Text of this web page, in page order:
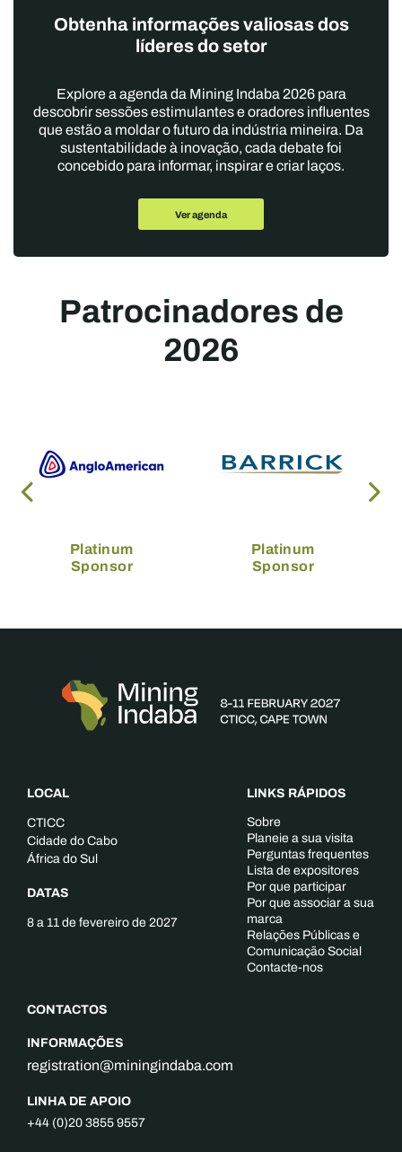
Obtenha informações valiosas dos
líderes do setor
Explore a agenda da Mining Indaba 2026 para
descobrir sessões estimulantes e oradores influentes
que estão a moldar o futuro da indústria mineira. Da
sustentabilidade à inovação, cada debate foi
concebido para informar, inspirar e criar laços.
Ver agenda
Patrocinadores de
2026
Platinum
Sponsor
Platinum
Sponsor
LOCAL
CTICC
Cidade do Cabo
África do Sul
DATAS
8 a 11 de fevereiro de 2027
CONTACTOS
INFORMAÇÕES
registration@miningindaba.com
LINHA DE APOIO
+44 (0)20 3855 9557
LINKS RÁPIDOS
Sobre
Planeie a sua visita
Perguntas frequentes
Lista de expositores
Por que participar
Por que associar a sua
marca
Relações Públicas e
Comunicação Social
Contacte-nos